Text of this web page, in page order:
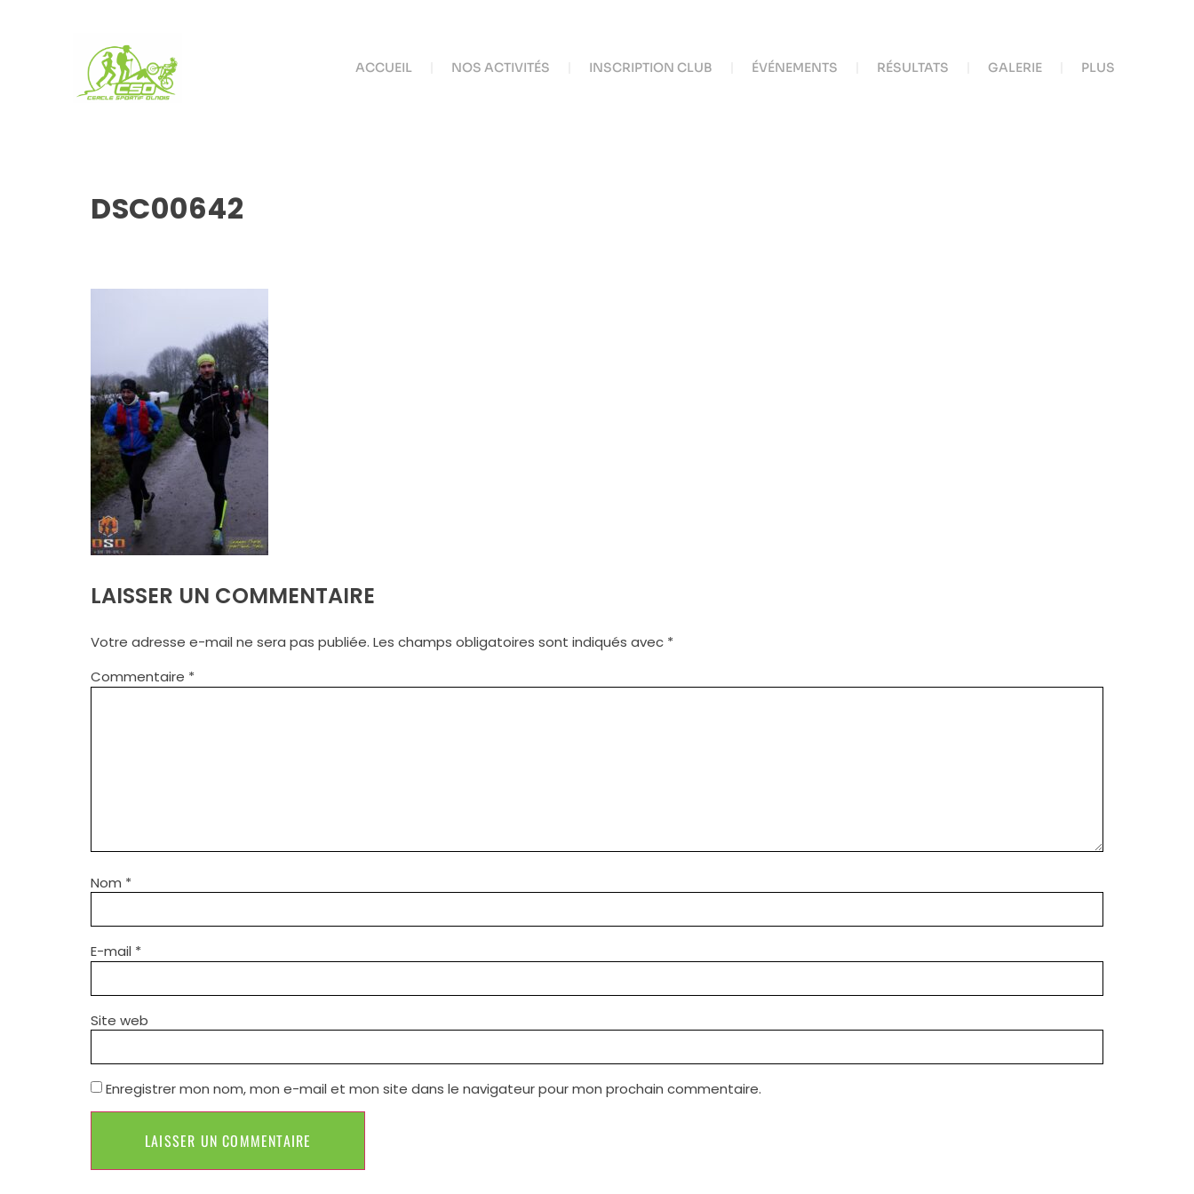
ACCUEIL NOS ACTIVITÉS INSCRIPTION CLUB ÉVÉNEMENTS RÉSULTATS GALERIE PLUS
DSC00642
LAISSER UN COMMENTAIRE
Votre adresse e-mail ne sera pas publiée. Les champs obligatoires sont indiqués avec *
Commentaire *
Nom *
E-mail *
Site web
Enregistrer mon nom, mon e-mail et mon site dans le navigateur pour mon prochain commentaire.